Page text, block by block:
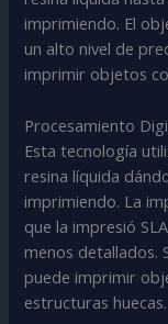
imprimiendo. El
un alto nivel de
imprimir objetos
Procesamiento
Esta tecnología
resina líquida
imprimiendo. La
que la impresió
menos detallados.
puede imprimir
estructuras huecas.